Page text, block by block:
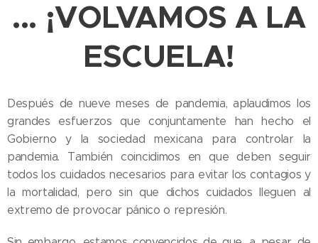
... ¡VOLVAMOS A LA
ESCUELA!
Después de nueve meses de pandemia, aplaudimos los
grandes esfuerzos que conjuntamente han hecho el
Gobierno y la sociedad mexicana para controlar la
pandemia. También coincidimos en que deben seguir
todos los cuidados necesarios para evitar los contagios y
la mortalidad, pero sin que dichos cuidados lleguen al
extremo de provocar pánico o represión.